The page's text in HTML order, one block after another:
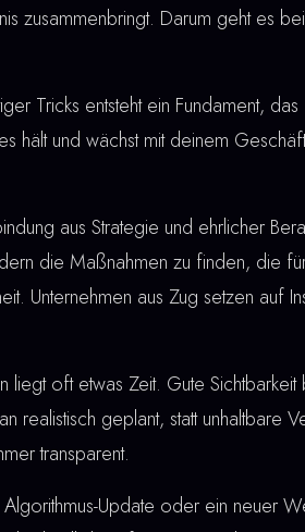
zusammenbringt. Darum geht es
Tricks entsteht ein Fundament,
hält und wächst mit deinem
aus Strategie und ehrlicher
die Maßnahmen zu finden, die
Unternehmen aus Zug setzen auf
oft etwas Zeit. Gute Sichtbarkeit
realistisch geplant, statt unhaltbare
transparent.
Update oder ein neuer